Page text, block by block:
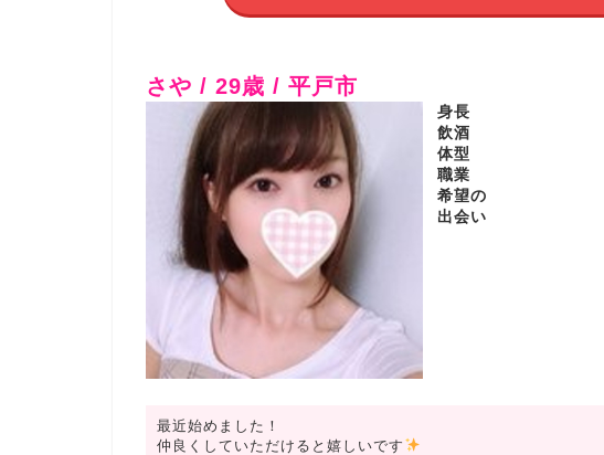
さや / 29歳 / 平戸市
身長
飲酒
体型
職業
希望の
出会い
最近始めました！
仲良くしていただけると嬉しいです